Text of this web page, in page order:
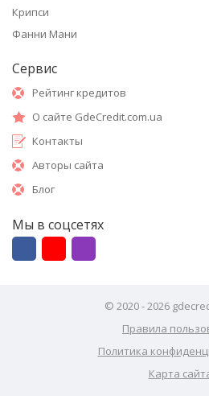
Крипси
Фанни Мани
Сервис
Рейтинг кредитов
О сайте GdeCredit.com.ua
Контакты
Авторы сайта
Блог
Мы в соцсетях
© 2020 - 2026
Правила
Политика
Карта